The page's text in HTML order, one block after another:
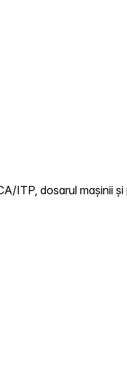
ITP, dosarul mașinii